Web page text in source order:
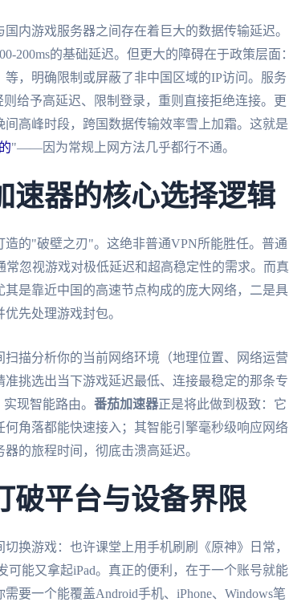
内游戏服务器之间存在着巨大的数据传输延迟。
200ms的基础延迟。但更大的障碍在于政策层面：
，明确限制或屏蔽了非中国区域的IP访问。服务
给予高延迟、限制登录，重则直接拒绝连接。更
高峰时段，跨国数据传输效率雪上加霜。这就是
"——因为常规上网方法几乎都行不通。
速器的核心选择逻辑
的"破壁之刃"。这绝非普通VPN所能胜任。普通
忽视游戏对极低延迟和超高稳定性的需求。而真
是靠近中国的高速节点构成的庞大网络，二是具
先处理游戏封包。
描分析你的当前网络环境（地理位置、网络运营
挑选出当下游戏延迟最低、连接最稳定的那条专
现智能路由。 番茄加速器正是将此做到极致：它
角落都能快速接入；其智能引擎毫秒级响应网络
的旅程时间，彻底击溃高延迟。
破平台与设备界限
换游戏：也许课堂上用手机刷刷《原神》日常，
可能又拿起iPad。真正的便利，在于一个账号就能
要一个能覆盖Android手机、iPhone、Windows笔